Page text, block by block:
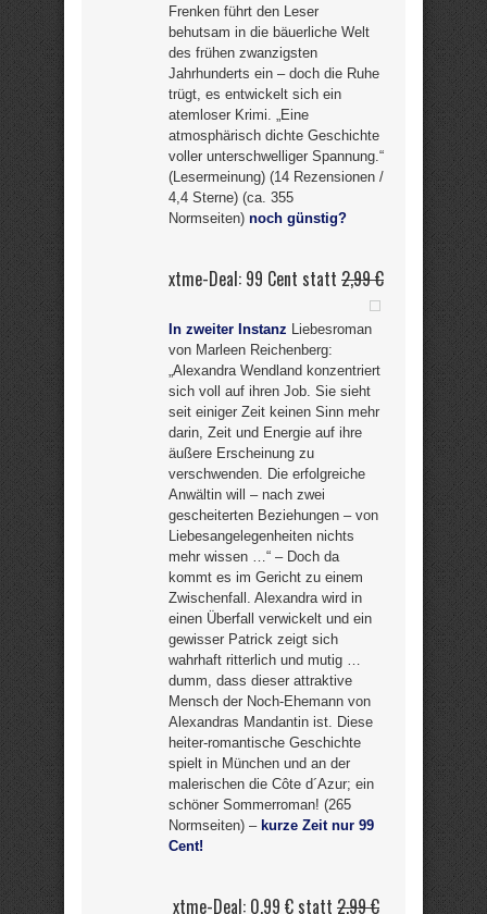
Frenken führt den Leser
behutsam in die bäuerliche Welt
des frühen zwanzigsten
Jahrhunderts ein – doch die Ruhe
trügt, es entwickelt sich ein
atemloser Krimi. „Eine
atmosphärisch dichte Geschichte
voller unterschwelliger Spannung.“
(Lesermeinung) (14 Rezensionen /
4,4 Sterne) (ca. 355
Normseiten) noch günstig?
xtme-Deal: 99 Cent statt 2,99 €
In zweiter Instanz Liebesroman
von Marleen Reichenberg:
„Alexandra Wendland konzentriert
sich voll auf ihren Job. Sie sieht
seit einiger Zeit keinen Sinn mehr
darin, Zeit und Energie auf ihre
äußere Erscheinung zu
verschwenden. Die erfolgreiche
Anwältin will – nach zwei
gescheiterten Beziehungen – von
Liebesangelegenheiten nichts
mehr wissen …“ – Doch da
kommt es im Gericht zu einem
Zwischenfall. Alexandra wird in
einen Überfall verwickelt und ein
gewisser Patrick zeigt sich
wahrhaft ritterlich und mutig …
dumm, dass dieser attraktive
Mensch der Noch-Ehemann von
Alexandras Mandantin ist. Diese
heiter-romantische Geschichte
spielt in München und an der
malerischen die Côte d´Azur; ein
schöner Sommerroman! (265
Normseiten) – kurze Zeit nur 99
Cent!
xtme-Deal: 0,99 € statt 2,99 €